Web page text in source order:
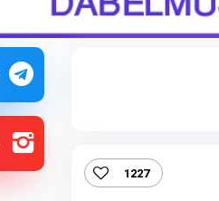
1227